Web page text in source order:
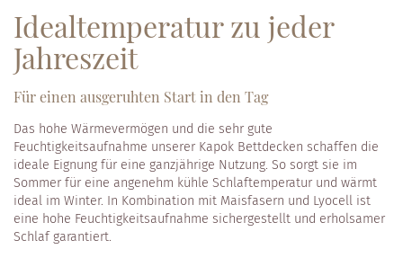
Ideal­temperatur zu jeder
Jahreszeit
Für einen ausgeruhten Start in den Tag
Das hohe Wärmevermögen und die sehr gute
Feuchtigkeitsaufnahme unserer Kapok Bettdecken schaffen die
ideale Eignung für eine ganzjährige Nutzung. So sorgt sie im
Sommer für eine angenehm kühle Schlaftemperatur und wärmt
ideal im Winter. In Kombination mit Maisfasern und Lyocell ist
eine hohe Feuchtigkeitsaufnahme sichergestellt und erholsamer
Schlaf garantiert.